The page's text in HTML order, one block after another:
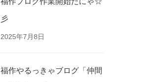
彡
2025年7月8日
福作やるっきゃブログ「仲間